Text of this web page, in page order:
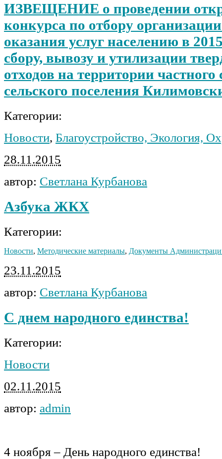
ИЗВЕЩЕНИЕ о проведении
конкурса по отбору
оказания услуг населению в
сбору, вывозу и утилизации
отходов на территории частного
сельского поселения
Категории:
Новости, Благоустройство, Экология,
28.11.2015
автор: Светлана Курбанова
Азбука ЖКХ
Категории:
Новости, Методические материалы, Документы
23.11.2015
автор: Светлана Курбанова
С днем народного единства!
Категории:
Новости
02.11.2015
автор: admin
4 ноября – День народного единства!